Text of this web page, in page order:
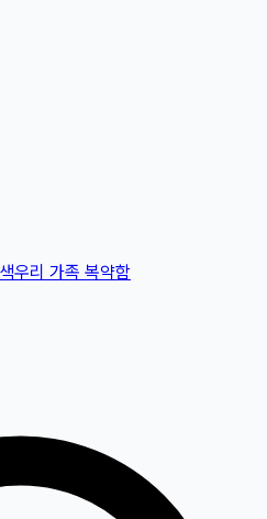
우리 가족 복약함